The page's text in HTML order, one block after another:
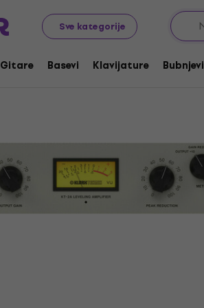
Sve kategorije
Gitare Basevi Klavijature Bubnjevi
PA Efekti, procesori i audio oprema